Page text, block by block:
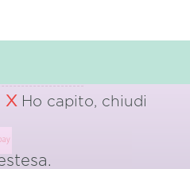
X Ho capito, chiudi